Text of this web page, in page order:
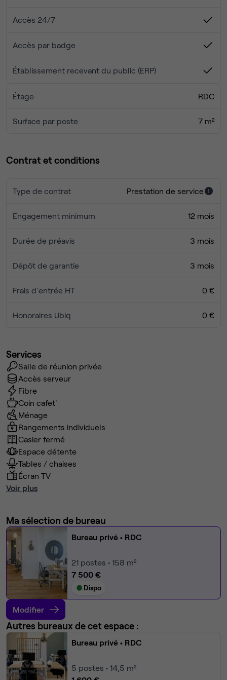
Accès 24/7
Accès par badge
Établissement recevant du public (ERP)
Étage RDC
Surface par poste 7 m²
Contrat et conditions
Type de contrat Prestation de service
Engagement minimum 12 mois
Durée de préavis 3 mois
Dépôt de garantie 3 mois
Frais d'entrée HT 0 €
Honoraires Ubiq 0 €
Services
Salle de réunion privée
Accès serveur
Fibre
Coin cafet'
Ménage
Rangements individuels
Casier fermé
Espace détente
Tables / chaises
Écran TV
Voir plus
Ma sélection de bureau
Bureau privé • RDC
21 postes • 158 m²
7 500 €
Dispo
Modifier
Autres bureaux de cet espace :
Bureau privé • RDC
5 postes • 14,5 m²